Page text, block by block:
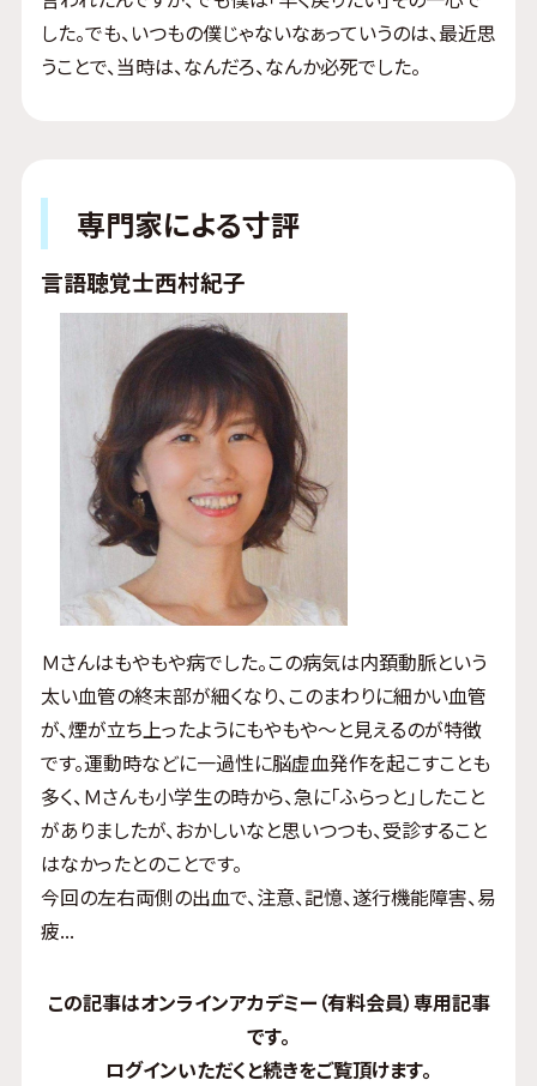
した。でも、いつもの僕じゃないなぁっていうのは、最近思
うことで、当時は、なんだろ、なんか必死でした。
専門家による寸評
言語聴覚士西村紀子
Ｍさんはもやもや病でした。この病気は内頚動脈という
太い血管の終末部が細くなり、このまわりに細かい血管
が、煙が立ち上ったようにもやもや～と見えるのが特徴
です。運動時などに一過性に脳虚血発作を起こすことも
多く、Ｍさんも小学生の時から、急に「ふらっと」したこと
がありましたが、おかしいなと思いつつも、受診すること
はなかったとのことです。
今回の左右両側の出血で、注意、記憶、遂行機能障害、易
疲...
この記事はオンラインアカデミー（有料会員）専用記事
です。
ログインいただくと続きをご覧頂けます。